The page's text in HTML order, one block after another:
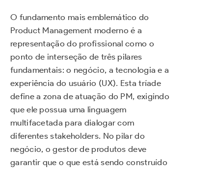
O fundamento mais emblemático do
Product Management moderno é a
representação do profissional como o
ponto de interseção de três pilares
fundamentais: o negócio, a tecnologia e a
experiência do usuário (UX). Esta tríade
define a zona de atuação do PM, exigindo
que ele possua uma linguagem
multifacetada para dialogar com
diferentes stakeholders. No pilar do
negócio, o gestor de produtos deve
garantir que o que está sendo construído